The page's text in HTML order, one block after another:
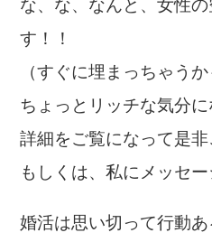
な、な、なんと、女性
す！！
（すぐに埋まっちゃうか
ちょっとリッチな気分
詳細をご覧になって是非
もしくは、私にメッセー
婚活は思い切って行動あ